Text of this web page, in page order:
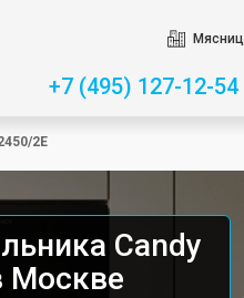
+7 (495) 127-12-54
2E
Candy
Москве